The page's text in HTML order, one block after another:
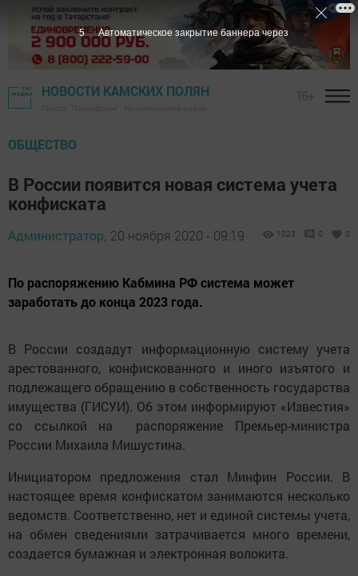
НОВОСТИ КАМСКИХ ПОЛЯН
ОБЩЕСТВО
В России появится новая система учета
конфиската
Администратор, 20 ноября 2020 - 09:19 1023 0 0
По распоряжению Кабмина РФ система может
заработать до конца 2023 года.
В России создадут информационную систему учета
арестованного, конфискованного и иного изъятого и
подлежащего обращению в собственность государства
имущества (ГИСУИ). Об этом информируют «Известия»
со ссылкой на распоряжение Премьер-министра
России Михаила Мишустина.
Инициатором предложения стал Минфин России. В
настоящее время конфискатом занимаются несколько
ведомств. Соответственно, нет и единой системы учета,
на обмен сведениями затрачивается много времени,
создается бумажная и электронная волокита.
4 Автоматическое закрытие баннера через